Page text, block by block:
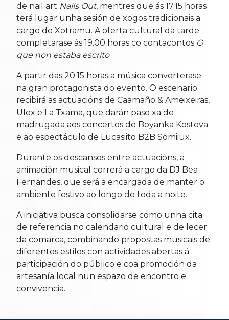
de nail art Nails Out, mentres que ás 17.15 horas
terá lugar unha sesión de xogos tradicionais a
cargo de Xotramu. A oferta cultural da tarde
completarase ás 19.00 horas co contacontos O
que non estaba escrito.
A partir das 20.15 horas a música converterase
na gran protagonista do evento. O escenario
recibirá as actuacións de Caamaño & Ameixeiras,
Ulex e La Txama, que darán paso xa de
madrugada aos concertos de Boyanka Kostova
e ao espectáculo de Lucasiito B2B Somiiux.
Durante os descansos entre actuacións, a
animación musical correrá a cargo da DJ Bea
Fernandes, que será a encargada de manter o
ambiente festivo ao longo de toda a noite.
A iniciativa busca consolidarse como unha cita
de referencia no calendario cultural e de lecer
da comarca, combinando propostas musicais de
diferentes estilos con actividades abertas á
participación do público e coa promoción da
artesanía local nun espazo de encontro e
convivencia.